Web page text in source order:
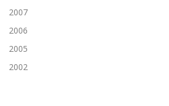
2007
2006
2005
2002